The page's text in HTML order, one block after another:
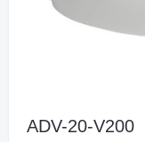
ADV-20-V200